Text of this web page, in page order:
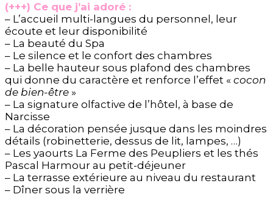
(+++) Ce que j’ai adoré :
– L’accueil multi-langues du personnel, leur
écoute et leur disponibilité
– La beauté du Spa
– Le silence et le confort des chambres
– La belle hauteur sous plafond des chambres
qui donne du caractère et renforce l’effet « cocon
de bien-être »
– La signature olfactive de l’hôtel, à base de
Narcisse
– La décoration pensée jusque dans les moindres
détails (robinetterie, dessus de lit, lampes, …)
– Les yaourts La Ferme des Peupliers et les thés
Pascal Harmour au petit-déjeuner
– La terrasse extérieure au niveau du restaurant
– Dîner sous la verrière